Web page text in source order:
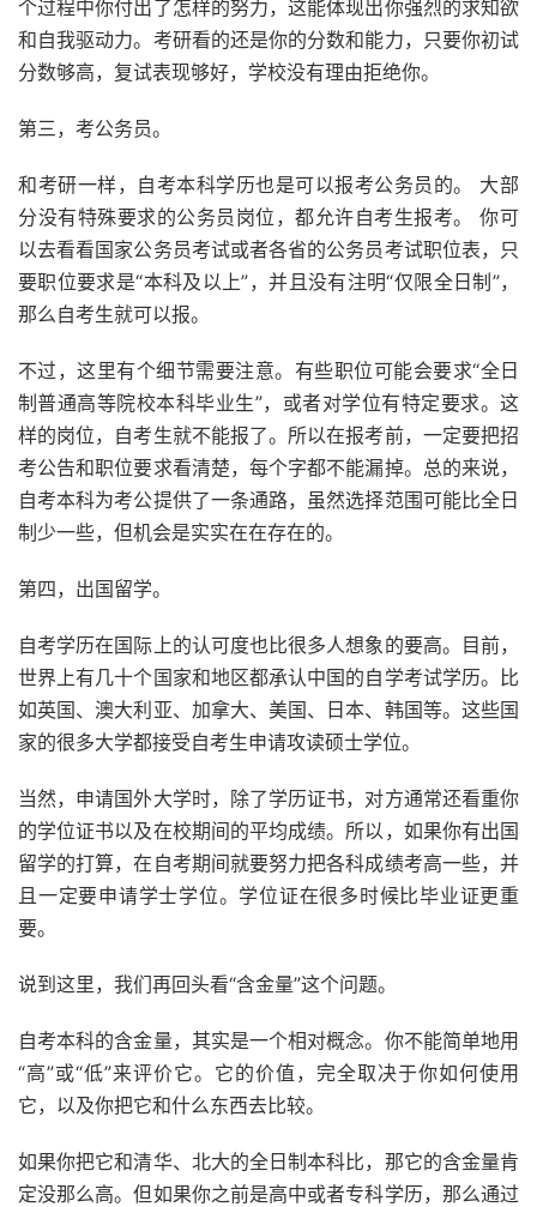
个过程中你付出了怎样的努力，这能体现出你强烈的求知欲
和自我驱动力。考研看的还是你的分数和能力，只要你初试
分数够高，复试表现够好，学校没有理由拒绝你。
第三，考公务员。
和考研一样，自考本科学历也是可以报考公务员的。 大部
分没有特殊要求的公务员岗位，都允许自考生报考。 你可
以去看看国家公务员考试或者各省的公务员考试职位表，只
要职位要求是“本科及以上”，并且没有注明“仅限全日制”，
那么自考生就可以报。
不过，这里有个细节需要注意。有些职位可能会要求“全日
制普通高等院校本科毕业生”，或者对学位有特定要求。这
样的岗位，自考生就不能报了。所以在报考前，一定要把招
考公告和职位要求看清楚，每个字都不能漏掉。总的来说，
自考本科为考公提供了一条通路，虽然选择范围可能比全日
制少一些，但机会是实实在在存在的。
第四，出国留学。
自考学历在国际上的认可度也比很多人想象的要高。目前，
世界上有几十个国家和地区都承认中国的自学考试学历。比
如英国、澳大利亚、加拿大、美国、日本、韩国等。这些国
家的很多大学都接受自考生申请攻读硕士学位。
当然，申请国外大学时，除了学历证书，对方通常还看重你
的学位证书以及在校期间的平均成绩。所以，如果你有出国
留学的打算，在自考期间就要努力把各科成绩考高一些，并
且一定要申请学士学位。学位证在很多时候比毕业证更重
要。
说到这里，我们再回头看“含金量”这个问题。
自考本科的含金量，其实是一个相对概念。你不能简单地用
“高”或“低”来评价它。它的价值，完全取决于你如何使用
它，以及你把它和什么东西去比较。
如果你把它和清华、北大的全日制本科比，那它的含金量肯
定没那么高。但如果你之前是高中或者专科学历，那么通过